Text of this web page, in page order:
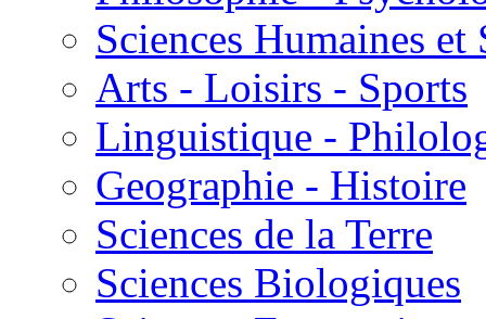
Sciences Humaines et
Arts - Loisirs - Sports
Linguistique -
Geographie - Histoire
Sciences de la Terre
Sciences Biologiques